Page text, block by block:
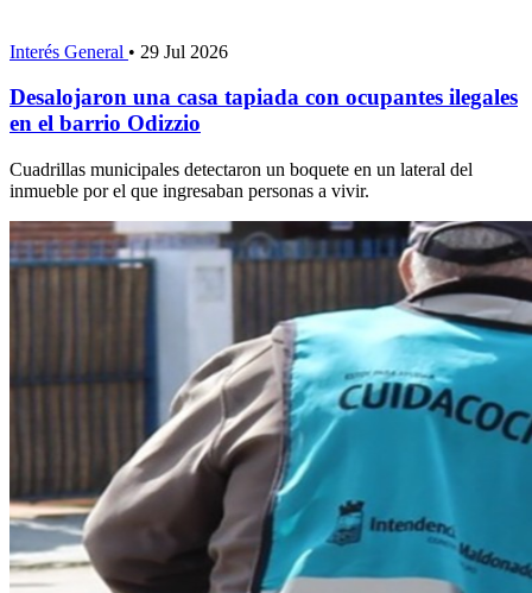
Interés General • 29 Jul 2026
Desalojaron una casa tapiada con ocupantes ilegales
en el barrio Odizzio
Cuadrillas municipales detectaron un boquete en un lateral del
inmueble por el que ingresaban personas a vivir.